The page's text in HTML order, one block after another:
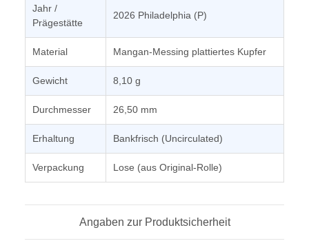
Jahr /
Prägestätte
2026 Philadelphia (P)
Material Mangan-Messing plattiertes Kupfer
Gewicht 8,10 g
Durchmesser 26,50 mm
Erhaltung Bankfrisch (Uncirculated)
Verpackung Lose (aus Original-Rolle)
Angaben zur Produktsicherheit